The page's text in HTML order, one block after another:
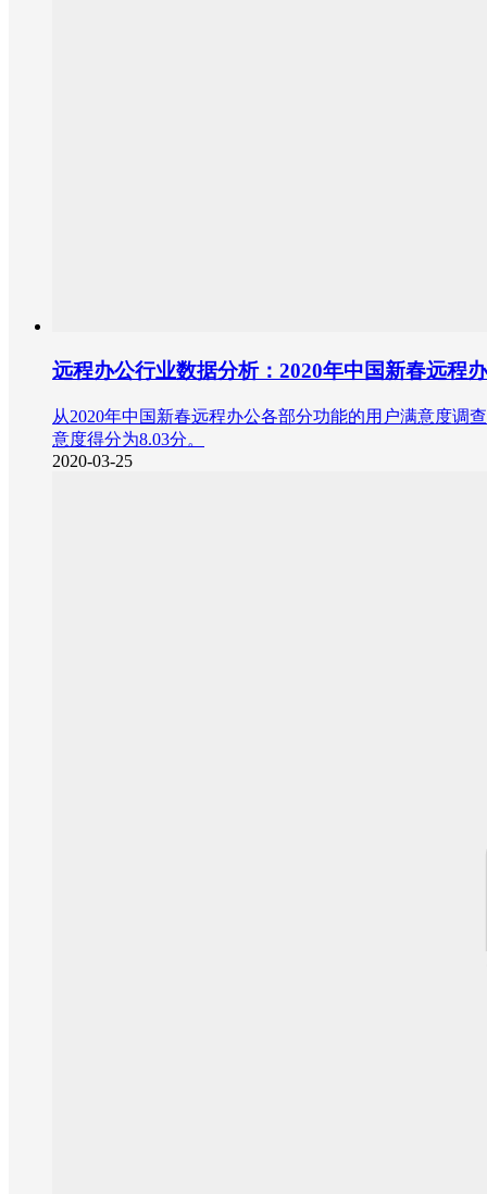
远程办公行业数据分析：2020年中国新春远程
从2020年中国新春远程办公各部分功能的用户满意度调
意度得分为8.03分。
2020-03-25